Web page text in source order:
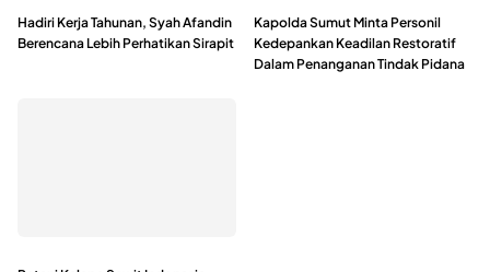
Hadiri Kerja Tahunan, Syah Afandin
Berencana Lebih Perhatikan Sirapit
Kapolda Sumut Minta Personil
Kedepankan Keadilan Restoratif
Dalam Penanganan Tindak Pidana